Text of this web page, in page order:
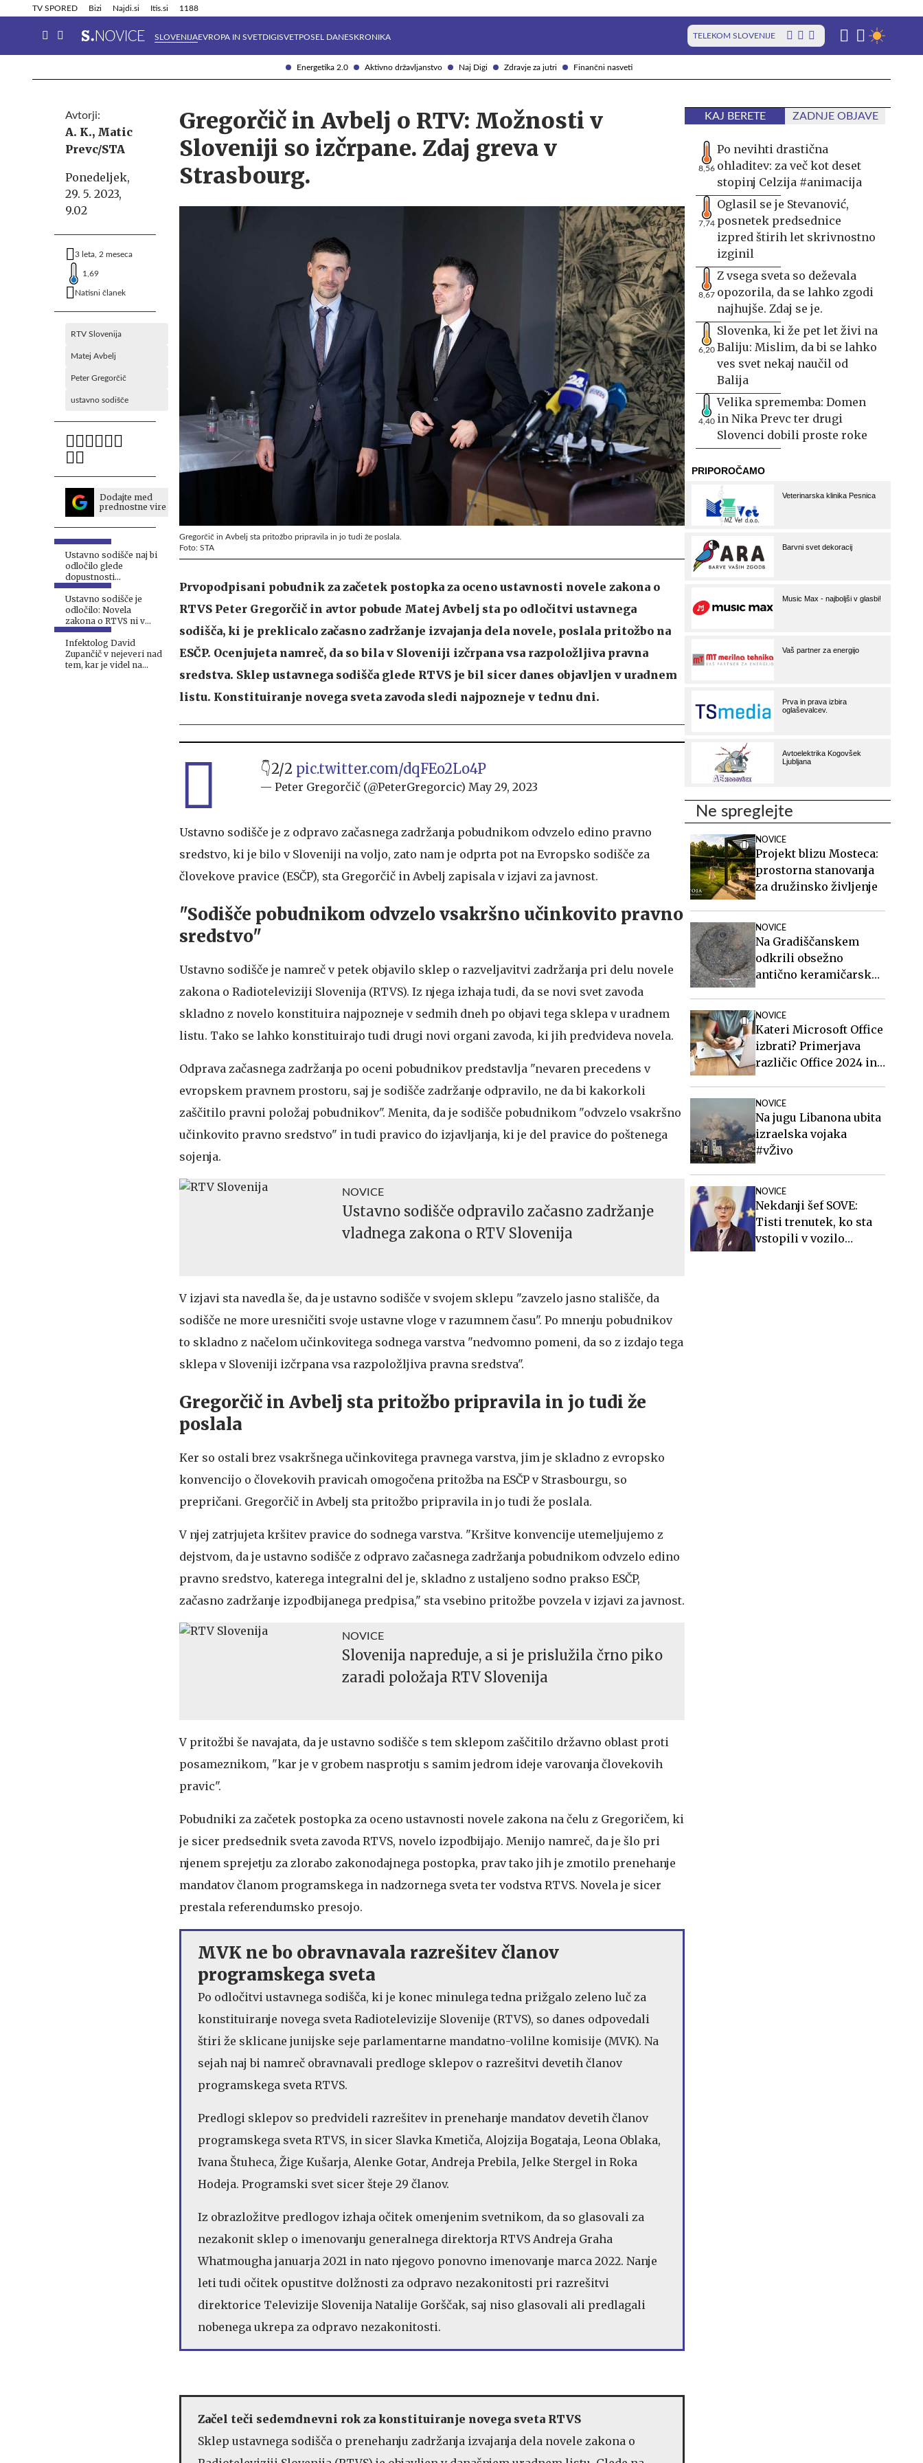
Energetika 2.0 Aktivno državljanstvo Naj Digi Zdravje za jutri Finančni nasveti
TV SPORED Bizi Najdi.si Itis.si 1188
SLOVENIJAEVROPA IN SVETDIGISVETPOSEL DANESKRONIKA TELEKOM SLOVENIJE
Info in obvestila Tehnik
Avtorji:
A. K., Matic
Prevc/STA
Ponedeljek,
29. 5. 2023,
9.02
3 leta, 2 meseca
1,69
Natisni članek
RTV Slovenija
Matej Avbelj
Peter Gregorčič
ustavno sodišče
Dodajte med
prednostne vire
Ustavno sodišče naj bi
odločilo glede
dopustnosti
referenduma o
interventnem zakonu
Ustavno sodišče je
odločilo: Novela
zakona o RTVS ni v
neskladju z ustavo
Infektolog David
Zupančič v nejeveri nad
tem, kar je videl na
Gregorčič in Avbelj o RTV: Možnosti v
Sloveniji so izčrpane. Zdaj greva v
Strasbourg.
Gregorčič in Avbelj sta pritožbo pripravila in jo tudi že poslala.
Foto: STA
Prvopodpisani pobudnik za začetek postopka za oceno ustavnosti novele zakona o
RTVS Peter Gregorčič in avtor pobude Matej Avbelj sta po odločitvi ustavnega
sodišča, ki je preklicalo začasno zadržanje izvajanja dela novele, poslala pritožbo na
ESČP. Ocenjujeta namreč, da so bila v Sloveniji izčrpana vsa razpoložljiva pravna
sredstva. Sklep ustavnega sodišča glede RTVS je bil sicer danes objavljen v uradnem
listu. Konstituiranje novega sveta zavoda sledi najpozneje v tednu dni.
👇2/2 pic.twitter.com/dqFEo2Lo4P
— Peter Gregorčič (@PeterGregorcic) May 29, 2023
Ustavno sodišče je z odpravo začasnega zadržanja pobudnikom odvzelo edino pravno
sredstvo, ki je bilo v Sloveniji na voljo, zato nam je odprta pot na Evropsko sodišče za
človekove pravice (ESČP), sta Gregorčič in Avbelj zapisala v izjavi za javnost.
"Sodišče pobudnikom odvzelo vsakršno učinkovito pravno
sredstvo"
Ustavno sodišče je namreč v petek objavilo sklep o razveljavitvi zadržanja pri delu novele
zakona o Radioteleviziji Slovenija (RTVS). Iz njega izhaja tudi, da se novi svet zavoda
skladno z novelo konstituira najpozneje v sedmih dneh po objavi tega sklepa v uradnem
listu. Tako se lahko konstituirajo tudi drugi novi organi zavoda, ki jih predvideva novela.
Odprava začasnega zadržanja po oceni pobudnikov predstavlja "nevaren precedens v
evropskem pravnem prostoru, saj je sodišče zadržanje odpravilo, ne da bi kakorkoli
zaščitilo pravni položaj pobudnikov". Menita, da je sodišče pobudnikom "odvzelo vsakršno
učinkovito pravno sredstvo" in tudi pravico do izjavljanja, ki je del pravice do poštenega
sojenja.
NOVICE
Ustavno sodišče odpravilo začasno zadržanje
vladnega zakona o RTV Slovenija
V izjavi sta navedla še, da je ustavno sodišče v svojem sklepu "zavzelo jasno stališče, da
sodišče ne more uresničiti svoje ustavne vloge v razumnem času". Po mnenju pobudnikov
to skladno z načelom učinkovitega sodnega varstva "nedvomno pomeni, da so z izdajo tega
sklepa v Sloveniji izčrpana vsa razpoložljiva pravna sredstva".
Gregorčič in Avbelj sta pritožbo pripravila in jo tudi že
poslala
Ker so ostali brez vsakršnega učinkovitega pravnega varstva, jim je skladno z evropsko
konvencijo o človekovih pravicah omogočena pritožba na ESČP v Strasbourgu, so
prepričani. Gregorčič in Avbelj sta pritožbo pripravila in jo tudi že poslala.
V njej zatrjujeta kršitev pravice do sodnega varstva. "Kršitve konvencije utemeljujemo z
dejstvom, da je ustavno sodišče z odpravo začasnega zadržanja pobudnikom odvzelo edino
pravno sredstvo, katerega integralni del je, skladno z ustaljeno sodno prakso ESČP,
začasno zadržanje izpodbijanega predpisa," sta vsebino pritožbe povzela v izjavi za javnost.
NOVICE
Slovenija napreduje, a si je prislužila črno piko
zaradi položaja RTV Slovenija
V pritožbi še navajata, da je ustavno sodišče s tem sklepom zaščitilo državno oblast proti
posameznikom, "kar je v grobem nasprotju s samim jedrom ideje varovanja človekovih
pravic".
Pobudniki za začetek postopka za oceno ustavnosti novele zakona na čelu z Gregoričem, ki
je sicer predsednik sveta zavoda RTVS, novelo izpodbijajo. Menijo namreč, da je šlo pri
njenem sprejetju za zlorabo zakonodajnega postopka, prav tako jih je zmotilo prenehanje
mandatov članom programskega in nadzornega sveta ter vodstva RTVS. Novela je sicer
prestala referendumsko presojo.
MVK ne bo obravnavala razrešitev članov
programskega sveta
Po odločitvi ustavnega sodišča, ki je konec minulega tedna prižgalo zeleno luč za
konstituiranje novega sveta Radiotelevizije Slovenije (RTVS), so danes odpovedali
štiri že sklicane junijske seje parlamentarne mandatno-volilne komisije (MVK). Na
sejah naj bi namreč obravnavali predloge sklepov o razrešitvi devetih članov
programskega sveta RTVS.
Predlogi sklepov so predvideli razrešitev in prenehanje mandatov devetih članov
programskega sveta RTVS, in sicer Slavka Kmetiča, Alojzija Bogataja, Leona Oblaka,
Ivana Štuheca, Žige Kušarja, Alenke Gotar, Andreja Prebila, Jelke Stergel in Roka
Hodeja. Programski svet sicer šteje 29 članov.
Iz obrazložitve predlogov izhaja očitek omenjenim svetnikom, da so glasovali za
nezakonit sklep o imenovanju generalnega direktorja RTVS Andreja Graha
Whatmougha januarja 2021 in nato njegovo ponovno imenovanje marca 2022. Nanje
leti tudi očitek opustitve dolžnosti za odpravo nezakonitosti pri razrešitvi
direktorice Televizije Slovenija Natalije Gorščak, saj niso glasovali ali predlagali
nobenega ukrepa za odpravo nezakonitosti.
Začel teči sedemdnevni rok za konstituiranje novega sveta RTVS
Sklep ustavnega sodišča o prenehanju zadržanja izvajanja dela novele zakona o
KAJ BERETE ZADNJE OBJAVE
8,56
Po nevihti drastična
ohladitev: za več kot deset
stopinj Celzija #animacija
7,74
Oglasil se je Stevanović,
posnetek predsednice
izpred štirih let skrivnostno
izginil
8,67
Z vsega sveta so deževala
opozorila, da se lahko zgodi
najhujše. Zdaj se je.
6,20
Slovenka, ki že pet let živi na
Baliju: Mislim, da bi se lahko
ves svet nekaj naučil od
Balija
4,40
Velika sprememba: Domen
in Nika Prevc ter drugi
Slovenci dobili proste roke
Ne spreglejte
NOVICE
Projekt blizu Mosteca:
prostorna stanovanja
za družinsko življenje
NOVICE
Na Gradiščanskem
odkrili obsežno
antično keramičarsko
NOVICE
Kateri Microsoft Office
izbrati? Primerjava
različic Office 2024 in
NOVICE
Na jugu Libanona ubita
izraelska vojaka
#vŽivo
NOVICE
Nekdanji šef SOVE:
Tisti trenutek, ko sta
vstopili v vozilo